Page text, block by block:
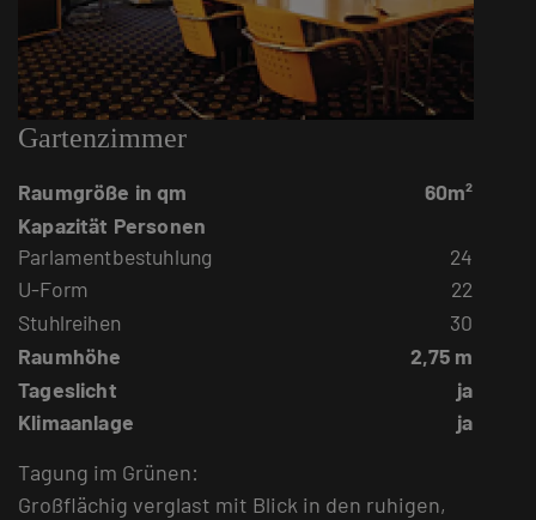
Gartenzimmer
Raumgröße in qm
60m²
Kapazität Personen
Parlamentbestuhlung
24
U-Form
22
Stuhlreihen
30
Raumhöhe
2,75 m
Tageslicht
ja
Klimaanlage
ja
Tagung im Grünen:
Großflächig verglast mit Blick in den ruhigen,